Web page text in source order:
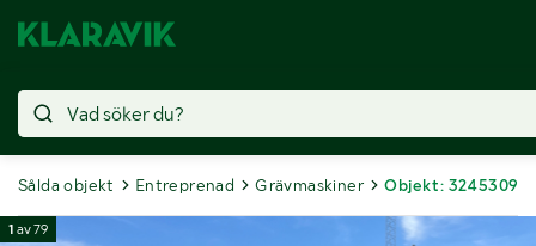
Sålda objekt Entreprenad Grävmaskiner Objekt: 3245309
1 av79